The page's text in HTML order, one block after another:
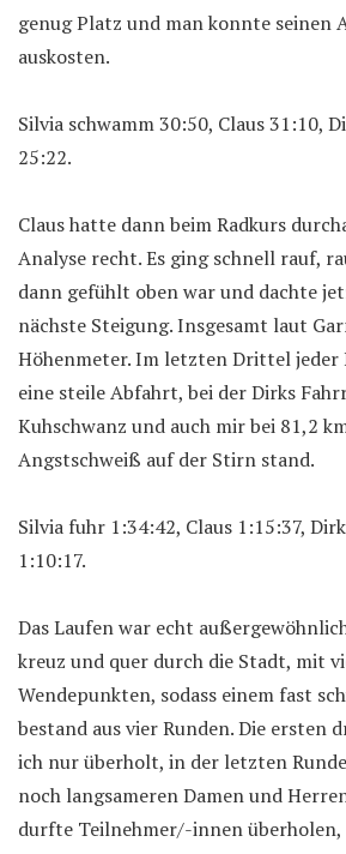
genug Platz und man konnte seinen
auskosten.
Silvia schwamm 30:50, Claus 31:10,
25:22.
Claus hatte dann beim Radkurs
Analyse recht. Es ging schnell rauf,
dann gefühlt oben war und dachte
nächste Steigung. Insgesamt laut
Höhenmeter. Im letzten Drittel jeder
eine steile Abfahrt, bei der Dirks
Kuhschwanz und auch mir bei 81,2
Angstschweiß auf der Stirn stand.
Silvia fuhr 1:34:42, Claus 1:15:37,
1:10:17.
Das Laufen war echt
kreuz und quer durch die Stadt, mit
Wendepunkten, sodass einem fast
bestand aus vier Runden. Die ersten
ich nur überholt, in der letzten
noch langsameren Damen und
durfte Teilnehmer/-innen